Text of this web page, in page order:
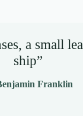
a small
ship”
Franklin